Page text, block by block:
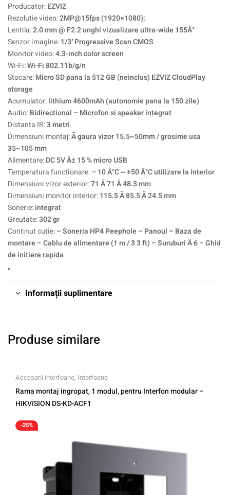
Producator:EZVIZ
Rezolutie video:2MP@15fps (1920×1080);
Lentila:2.0 mm @ F2.2 unghi vizualizare ultra-wide 155Â°
Senzor imagine:1/3′ Progressive Scan CMOS
Monitor video:4.3-inch color screen
Wi-Fi:Wi-Fi 802.11b/g/n
Stocare:Micro SD pana la 512 GB (neinclus) EZVIZ CloudPlay
storage
Acumulator:lithium 4600mAh (autonomie pana la 150 zile)
Audio:Bidirectional – Microfon si speaker integrat
Distanta IR:3 metri
Dimensiuni montaj:Ã gaura vizor 15.5~50mm / grosime usa
35~105 mm
Alimentare:DC 5V Â± 15 % micro USB
Temperatura functionare:– 10 Â°C ~ +50 Â°C utilizare la interior
Dimensiuni vizor exterior:71 Ã 71 Ã 48.3 mm
Dimensiuni monitor interior:115.5 Ã 85.5 Ã 24.5 mm
Sonerie:integrat
Greutate:302 gr
Continut cutie:– Soneria HP4 Peephole – Panoul – Baza de
montare – Cablu de alimentare (1 m / 3 3 ft) – Suruburi Ã 6 – Ghid
de initiere rapida
„
Informații suplimentare
Produse similare
Accesorii interfoane, Interfoane
Rama montaj ingropat, 1 modul, pentru Interfon modular –
HIKVISION DS-KD-ACF1
-25%